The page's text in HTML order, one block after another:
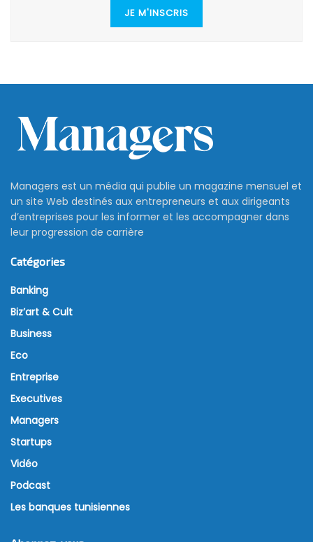
JE M'INSCRIS
Managers est un média qui publie un magazine mensuel et
un site Web destinés aux entrepreneurs et aux dirigeants
d’entreprises pour les informer et les accompagner dans
leur progression de carrière
Catégories
Banking
Biz’art & Cult
Business
Eco
Entreprise
Executives
Managers
Startups
Vidéo
Podcast
Les banques tunisiennes